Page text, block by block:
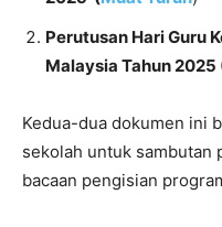
Perutusan Hari Guru
Malaysia Tahun 2025
Kedua-dua dokumen ini
sekolah untuk sambutan
bacaan pengisian